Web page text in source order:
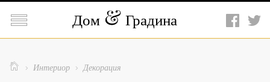
 Дом Градина
  Интериор  Декорация